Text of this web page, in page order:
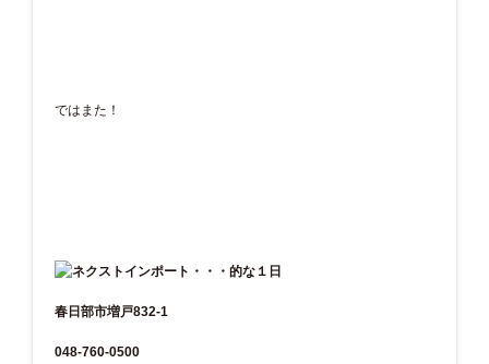
ではまた！
春日部市増戸832-1
048-760-0500